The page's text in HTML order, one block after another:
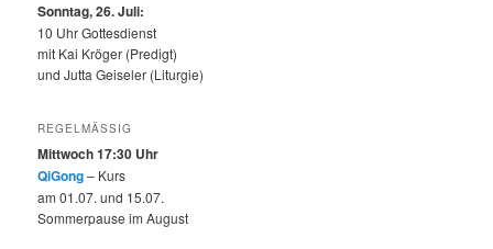
Sonntag, 26. Juli:
10 Uhr Gottesdienst
mit Kai Kröger (Predigt)
und Jutta Geiseler (Liturgie)
REGELMÄSSIG
Mittwoch 17:30 Uhr
QiGong– Kurs
am 01.07. und 15.07.
Sommerpause im August